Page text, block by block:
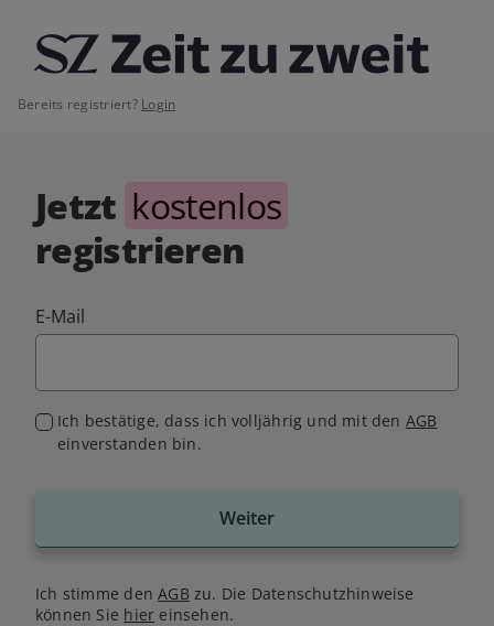
Bereits registriert? Login
Jetzt kostenlos
registrieren
E-Mail
Ich bestätige, dass ich volljährig und mit den AGB
einverstanden bin.
Weiter
Ich stimme denAGB zu. Die Datenschutzhinweise
können Sie hier einsehen.